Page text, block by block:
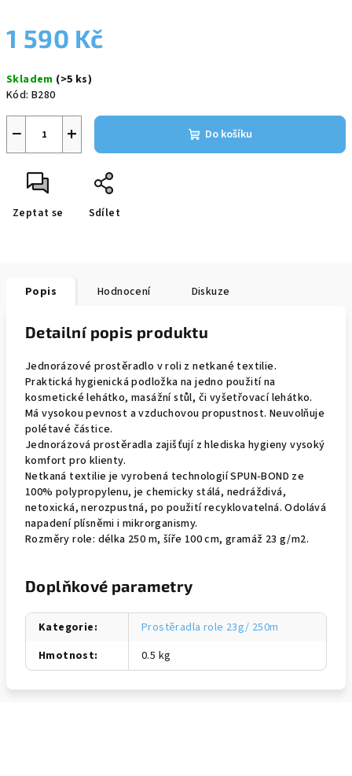
1 590 Kč
cena:
Skladem (>5 ks)
Kód: B280
+
− Do košíku
Zeptat se Sdílet
Popis Hodnocení Diskuze
Detailní popis produktu
Jednorázové prostěradlo v roli z netkané textilie.
Praktická hygienická podložka na jedno použití na
kosmetické lehátko, masážní stůl, či vyšetřovací lehátko.
Má vysokou pevnost a vzduchovou propustnost. Neuvolňuje
polétavé částice.
Jednorázová prostěradla zajišťují z hlediska hygieny vysoký
komfort pro klienty.
Netkaná textilie je vyrobená technologií SPUN-BOND ze
100% polypropylenu, je chemicky stálá, nedráždivá,
netoxická, nerozpustná, po použití recyklovatelná. Odolává
napadení plísněmi i mikrorganismy.
Rozměry role: délka 250 m, šíře 100 cm, gramáž 23 g/m2.
Doplňkové parametry
Kategorie:
Prostěradla role 23g/ 250m
Hmotnost: 0.5 kg